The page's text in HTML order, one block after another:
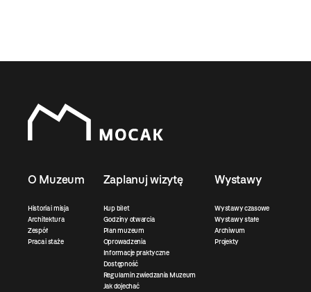
O Muzeum
Historia i misja
Architektura
Zespół
Praca i staże
Zaplanuj wizytę
Kup bilet
Godziny otwarcia
Plan muzeum
Oprowadzenia
Informacje praktyczne
Dostępność
Regulamin zwiedzania Muzeum
Jak dojechać
Wystawy
Wystawy czasowe
Wystawy stałe
Archiwum
Projekty